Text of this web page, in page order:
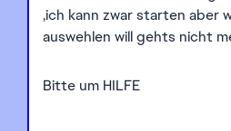
,ich kann zwar starten aber
auswehlen will gehts nicht
Bitte um HILFE